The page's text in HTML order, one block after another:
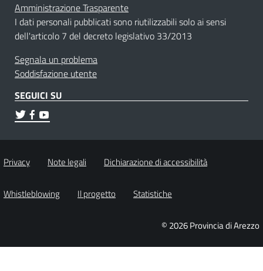
Amministrazione Trasparente
I dati personali pubblicati sono riutilizzabili solo ai sensi
dell'articolo 7 del decreto legislativo 33/2013
Segnala un problema
Soddisfazione utente
SEGUICI SU
Privacy Note legali Dichiarazione di accessibilità
Whistleblowing Il progetto Statistiche
© 2026 Provincia di Arezzo